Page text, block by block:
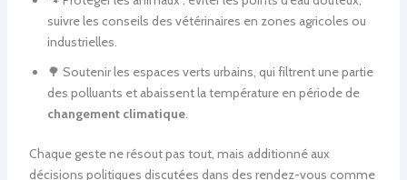
suivre les conseils des vétérinaires en zones agricoles ou
industrielles.
🌳 Soutenir les espaces verts urbains, qui filtrent une partie
des polluants et abaissent la température en période de
changement climatique.
Chaque geste ne résout pas tout, mais additionné aux
décisions politiques discutées dans des rendez-vous comme